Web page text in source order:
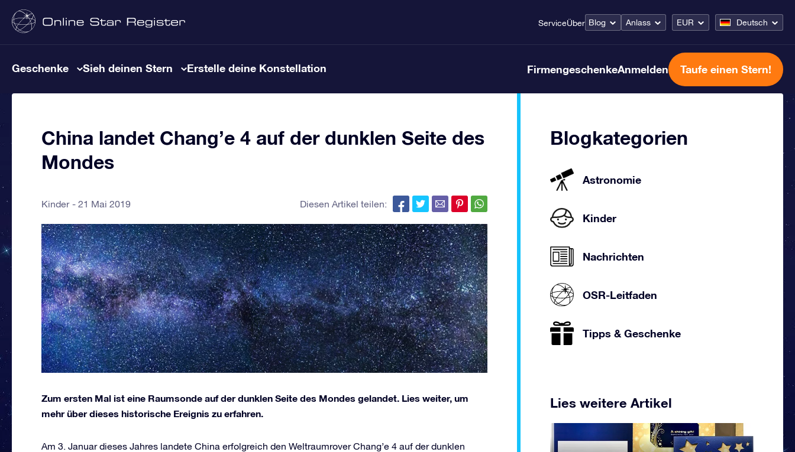
ServiceÜber Blog Anlass EUR Deutsch
Geschenke Sieh deinen Stern Erstelle deine Konstellation FirmengeschenkeAnmelden Taufe einen Stern!
China landet Chang’e 4 auf der dunklen Seite des
Mondes
Kinder 21 Mai 2019 Diesen Artikel teilen:
Zum ersten Mal ist eine Raumsonde auf der dunklen Seite des Mondes gelandet. Lies weiter, um
mehr über dieses historische Ereignis zu erfahren.
Am 3. Januar dieses Jahres landete China erfolgreich den Weltraumrover Chang’e 4 auf der dunklen
Blogkategorien
Astronomie
Kinder
Nachrichten
OSR-Leitfaden
Tipps & Geschenke
Lies weitere Artikel